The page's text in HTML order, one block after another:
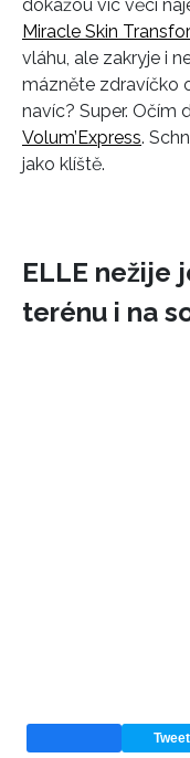
dokážou víc věcí
Miracle Skin
vláhu, ale zakryje i
mázněte zdravíčko
navíc? Super. Očím
Volum’Express.
jako klíště.
ELLE nežije
terénu i na